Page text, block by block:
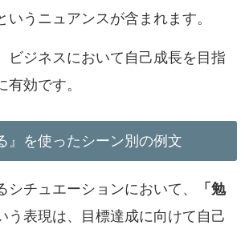
いうニュアンスが含まれます。
ビジネスにおいて自己成長を目指
有効です。
』を使ったシーン別の例文
シチュエーションにおいて、
「勉
う表現は、目標達成に向けて自己